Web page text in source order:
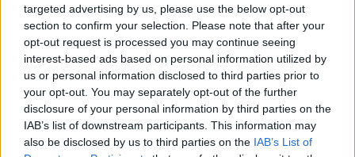
targeted advertising by us, please use the below opt-out
section to confirm your selection. Please note that after your
opt-out request is processed you may continue seeing
interest-based ads based on personal information utilized by
us or personal information disclosed to third parties prior to
your opt-out. You may separately opt-out of the further
disclosure of your personal information by third parties on the
IAB’s list of downstream participants. This information may
also be disclosed by us to third parties on the IAB’s List of
bllokadën e konstituimit
të Kuvendit
afatet dhe mundësinë e
shtyrjes së seancës
konstituive